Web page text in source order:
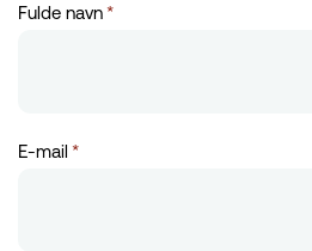
Fulde navn*
E-mail*